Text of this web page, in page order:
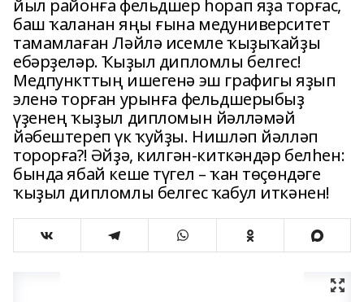
йыл районға фельдшер һорап яҙа торғас,
баш ҡаланан яңы ғына медуниверситет
тамамлаған Ләйлә исемле ҡыҙыҡайҙы
ебәрҙеләр. Ҡыҙыл дипломлы белгес!
Медпункттың ишегенә эш графигы яҙып
эленә торған урынға фельдшерыбыҙ
үҙенең ҡыҙыл дипломын йәлләмәй
йәбештереп үк ҡуйҙы. Нишләп йәлләп
торорға?! Әйҙә, килгән-киткәндәр белһен:
бында ябай кеше түгел – ҡан төҫөндәге
ҡыҙыл дипломлы белгес ҡабул иткәнен!